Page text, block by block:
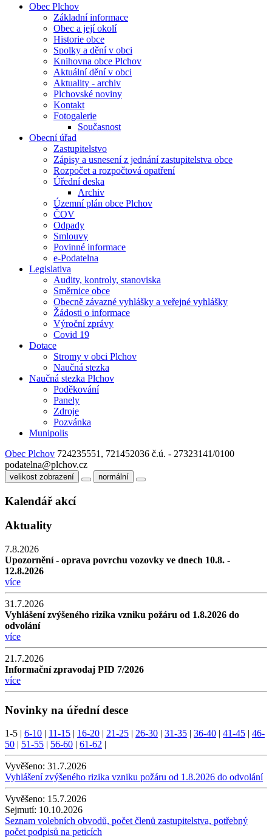
Obec Plchov
Základní informace
Obec a její okolí
Historie obce
Spolky a dění v obci
Knihovna obce Plchov
Aktuální dění v obci
Aktuality - archiv
Plchovské noviny
Kontakt
Fotogalerie
Současnost
Obecní úřad
Zastupitelstvo
Zápisy a usnesení z jednání zastupitelstva obce
Rozpočet a rozpočtová opatření
Úřední deska
Archiv
Územní plán obce Plchov
ČOV
Odpady
Smlouvy
Povinné informace
e-Podatelna
Legislativa
Audity, kontroly, stanoviska
Směrnice obce
Obecně závazné vyhlášky a veřejné vyhlášky
Žádosti o informace
Výroční zprávy
Covid 19
Dotace
Stromy v obci Plchov
Naučná stezka
Naučná stezka Plchov
Poděkování
Panely
Zdroje
Pozvánka
Munipolis
Obec Plchov 724235551, 721452036 č.ú. - 27323141/0100
podatelna@plchov.cz
velikost zobrazení normální
Kalendář akcí
Aktuality
7.8.2026
Upozornění - oprava povrchu vozovky ve dnech 10.8. -
12.8.2026
více
31.7.2026
Vyhlášení zvýšeného rizika vzniku požáru od 1.8.2026 do
odvolání
více
21.7.2026
Informační zpravodaj PID 7/2026
více
Novinky na úřední desce
1-5 6-10 11-15 16-20 21-25 26-30 31-35 36-40 41-45
46-
50
51-55 56-60 61-62
Vyvěšeno: 31.7.2026
Vyhlášení zvýšeného rizika vzniku požáru od 1.8.2026 do odvolání
Vyvěšeno: 15.7.2026
Sejmutí: 10.10.2026
Seznam volebních obvodů, počet členů zastupitelstva, potřebný
počet podpisů na peticích